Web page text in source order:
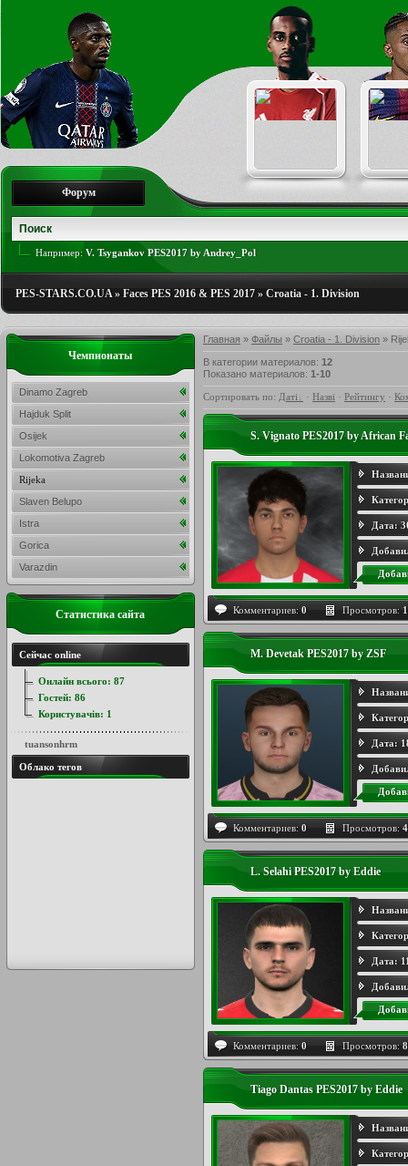
Форум
Например: V. Tsygankov PES2017 by Andrey_Pol
PES-STARS.CO.UA» Faces PES 2016 & PES 2017 » Croatia - 1. Division
Главная » Файлы » Croatia - 1. Division »
В категории материалов: 12
Показано материалов: 1-10
Сортировать по: Даті · Назві · Рейтингу ·
S. Vignato PES2017 by African
Дата:
Комментариев: 0 Просмотров:
M. Devetak PES2017 by ZSF
Дата:
Комментариев: 0 Просмотров:
L. Selahi PES2017 by Eddie
Дата:
Комментариев: 0 Просмотров:
Tiago Dantas PES2017 by Eddie
Чемпионаты
Dinamo Zagreb
Hajduk Split
Osijek
Lokomotiva Zagreb
Rijeka
Slaven Belupo
Istra
Gorica
Varazdin
Статистика сайта
Сейчас online
Онлайн всього: 87
Гостей: 86
Користувачів: 1
tuansonhrm
Облако тегов